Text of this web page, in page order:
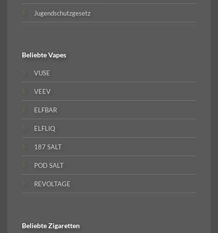
Jugendschutzgesetz
BeliebteVapes
VUSE
VEEV
ELFBAR
ELFLIQ
187 SALT
POD SALT
REVOLTAGE
BeliebteZigaretten